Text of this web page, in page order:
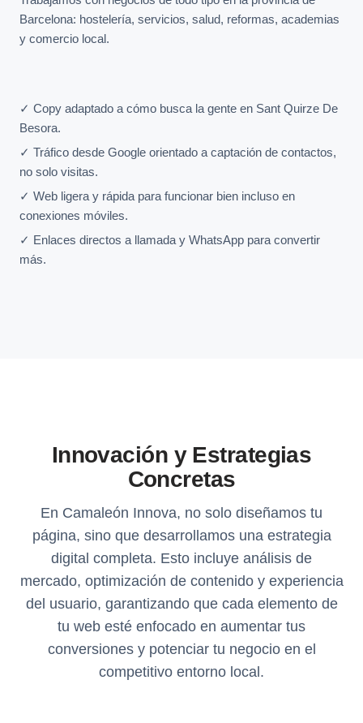
Barcelona: hostelería, servicios, salud, reformas, academias
y comercio local.
✓ Copy adaptado a cómo busca la gente en Sant Quirze De
Besora.
✓ Tráfico desde Google orientado a captación de contactos,
no solo visitas.
✓ Web ligera y rápida para funcionar bien incluso en
conexiones móviles.
✓ Enlaces directos a llamada y WhatsApp para convertir
más.
Innovación y Estrategias
Concretas
En Camaleón Innova, no solo diseñamos tu
página, sino que desarrollamos una estrategia
digital completa. Esto incluye análisis de
mercado, optimización de contenido y experiencia
del usuario, garantizando que cada elemento de
tu web esté enfocado en aumentar tus
conversiones y potenciar tu negocio en el
competitivo entorno local.